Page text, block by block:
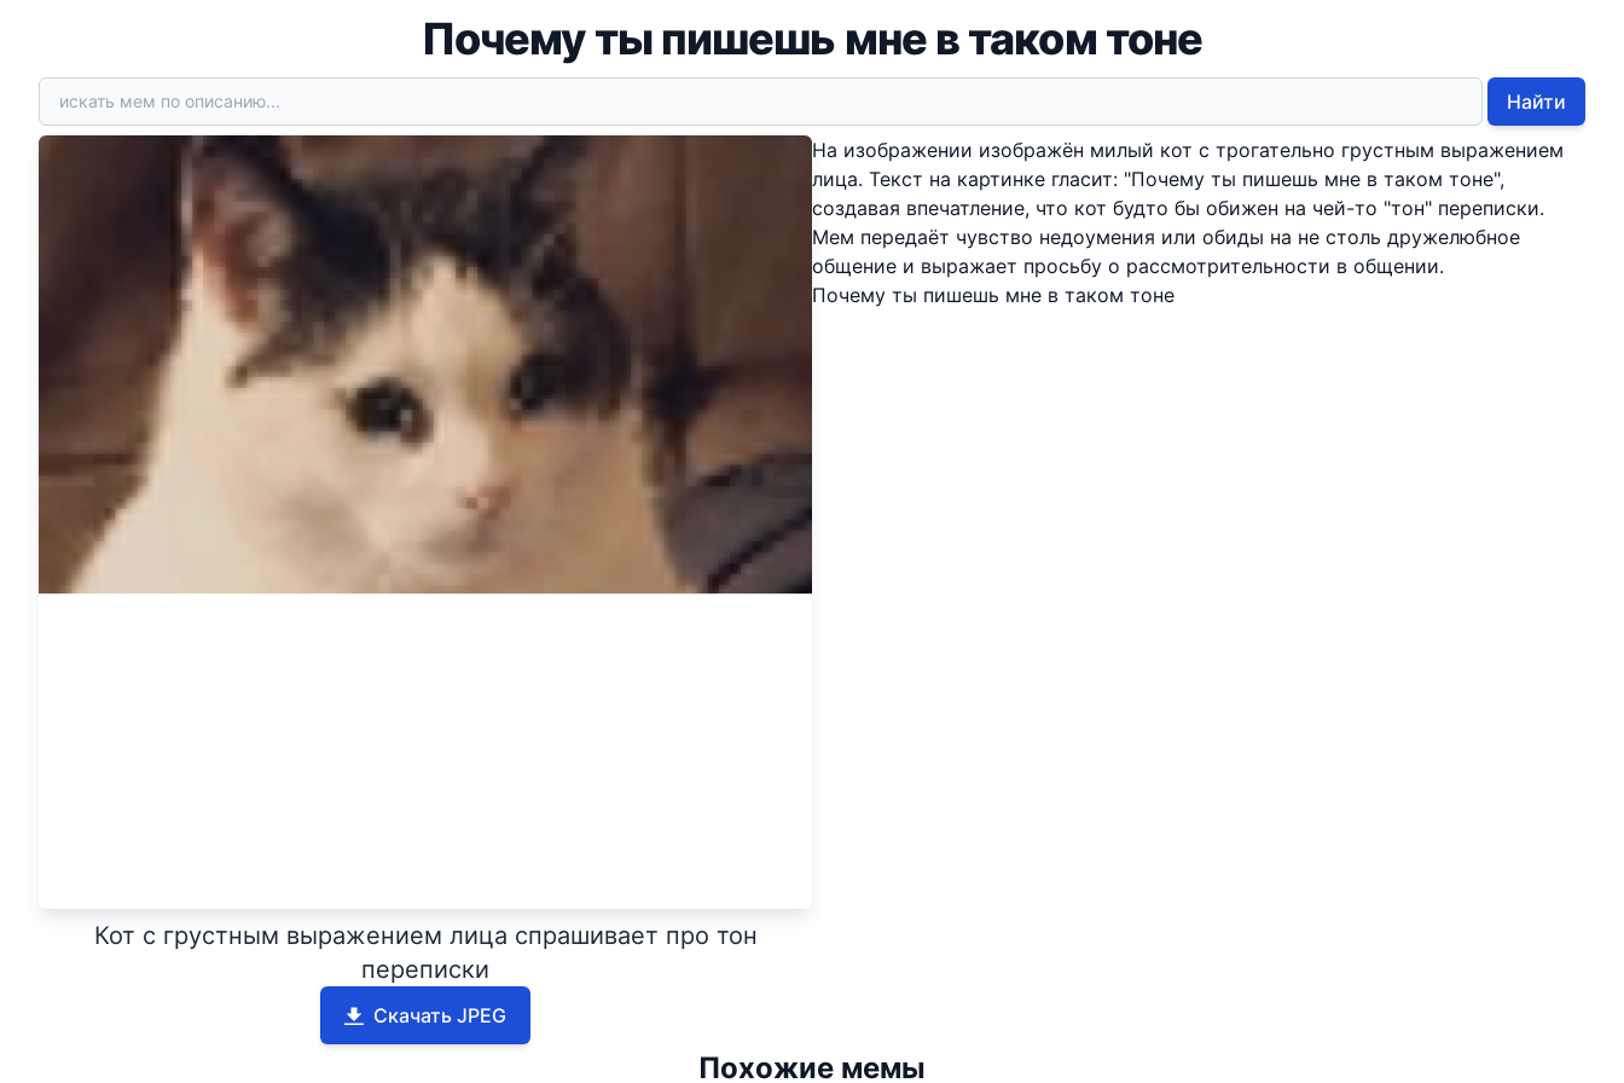
Почему ты пишешь мне в таком тоне
Найти
Кот с грустным выражением лица спрашивает про тон
переписки
Скачать JPEG
На изображении изображён милый кот с трогательно грустным выражением
лица. Текст на картинке гласит: "Почему ты пишешь мне в таком тоне",
создавая впечатление, что кот будто бы обижен на чей-то "тон" переписки.
Мем передаёт чувство недоумения или обиды на не столь дружелюбное
общение и выражает просьбу о рассмотрительности в общении.
Почему ты пишешь мне в таком тоне
Похожие мемы